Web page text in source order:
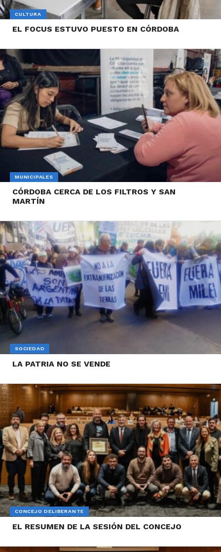
CULTURA
EL FOCUS ESTUVO PUESTO EN CÓRDOBA
MUNICIPALES
CÓRDOBA CERCA DE LOS FILTROS Y SAN
MARTÍN
SOCIEDAD
LA PATRIA NO SE VENDE
CONCEJO DELIBERANTE
EL RESUMEN DE LA SESIÓN DEL CONCEJO